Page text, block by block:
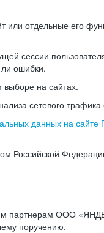
отдельные его
сессии
ошибки.
на сайтах.
сетевого
данных на сайте
Российской
партнерам ООО
поручению.